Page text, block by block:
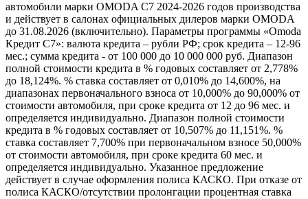
автомобили марки OMODA C7 2024-2026 годов производства
и действует в салонах официальных дилеров марки OMODA
до 31.08.2026 (включительно). Параметры программы «Omoda
Кредит C7»: валюта кредита – рубли РФ; срок кредита – 12-96
мес.; сумма кредита - от 100 000 до 10 000 000 руб. Диапазон
полной стоимости кредита в % годовых составляет от 2,778%
до 18,124%. % ставка составляет от 0,010% до 14,600%, на
диапазонах первоначального взноса от 10,000% до 90,000% от
стоимости автомобиля, при сроке кредита от 12 до 96 мес. и
определяется индивидуально. Диапазон полной стоимости
кредита в % годовых составляет от 10,507% до 11,151%. %
ставка составляет 7,700% при первоначальном взносе 50,000%
от стоимости автомобиля, при сроке кредита 60 мес. и
определяется индивидуально. Указанное предложение
действует в случае оформления полиса КАСКО. При отказе от
полиса КАСКО/отсутствии пролонгации процентная ставка